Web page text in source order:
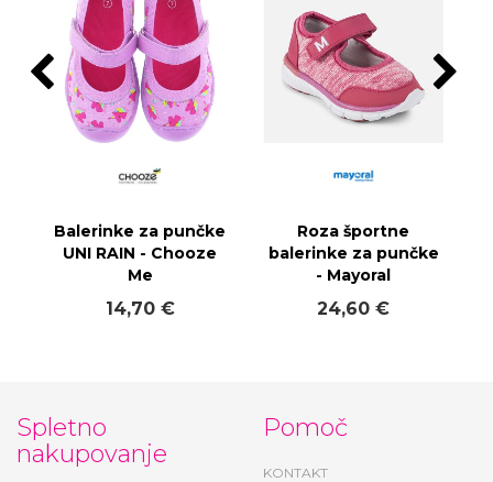
športne
za punčke
Gladiatorke za punce
- Mayoral
Spletno
nakupovanje
Pomoč
KONTAKT